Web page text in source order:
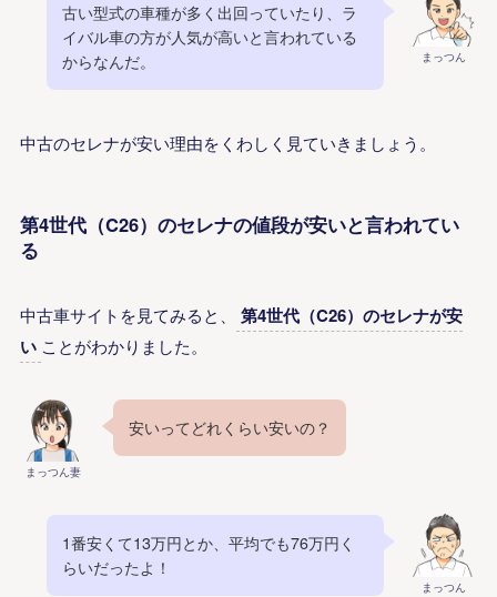
まっつん
古い型式の車種が多く出回っていたり、ラ
イバル車の方が人気が高いと言われている
からなんだ。
中古のセレナが安い理由をくわしく見ていきましょう。
第4世代（C26）のセレナの値段が安いと言われてい
る
中古車サイトを見てみると、
第4世代（C26）のセレナが安
い ことがわかりました。
まっつん妻
安いってどれくらい安いの？
まっつん
1番安くて13万円とか、平均でも76万円く
らいだったよ！